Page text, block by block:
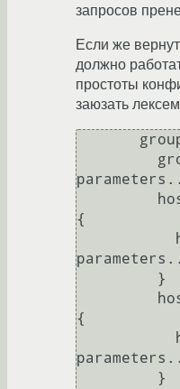
запросов
Если же
должно
простоты
заюзать
{
{